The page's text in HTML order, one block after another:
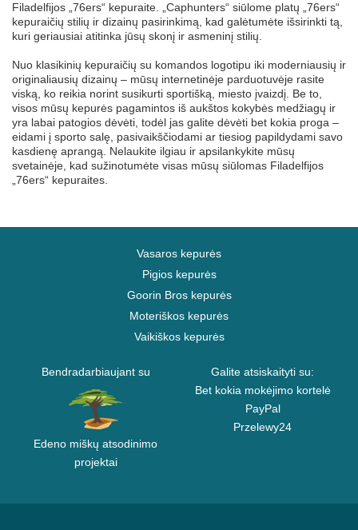
Filadelfijos „76ers“ kepuraite. „Caphunters“ siūlome platų „76ers“
kepuraičių stilių ir dizainų pasirinkimą, kad galėtumėte išsirinkti tą,
kuri geriausiai atitinka jūsų skonį ir asmeninį stilių.
Nuo klasikinių kepuraičių su komandos logotipu iki moderniausių ir
originaliausių dizainų – mūsų internetinėje parduotuvėje rasite
viską, ko reikia norint susikurti sportišką, miesto įvaizdį. Be to,
visos mūsų kepurės pagamintos iš aukštos kokybės medžiagų ir
yra labai patogios dėvėti, todėl jas galite dėvėti bet kokia proga –
eidami į sporto salę, pasivaikščiodami ar tiesiog papildydami savo
kasdienę aprangą. Nelaukite ilgiau ir apsilankykite mūsų
svetainėje, kad sužinotumėte visas mūsų siūlomas Filadelfijos
„76ers“ kepuraites.
Vasaros kepurės
Pigios kepurės
Goorin Bros kepurės
Moteriškos kepurės
Vaikiškos kepurės
Bendradarbiaujant su
Edeno miškų atsodinimo
projektai
Galite atsiskaityti su:
Bet kokia mokėjimo kortelė
PayPal
Przelewy24